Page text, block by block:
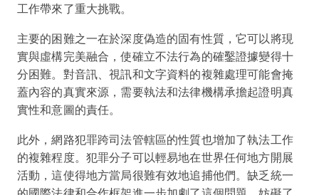
工作帶來了重大挑戰。
主要的困難之一在於深度偽造的固有性質，它可以將現
實與虛構完美融合，使確立不法行為的確鑿證據變得十
分困難。對音訊、視訊和文字資料的複雜處理可能會掩
蓋內容的真實來源，需要執法和法律機構承擔起證明真
實性和意圖的責任。
此外，網路犯罪跨司法管轄區的性質也增加了執法工作
的複雜程度。犯罪分子可以輕易地在世界任何地方開展
活動，這使得地方當局很難有效地追捕他們。缺乏統一